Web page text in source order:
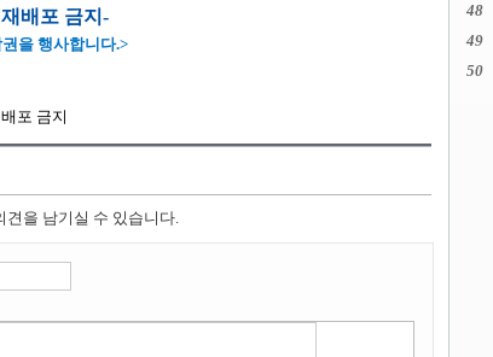
배포 금지-
을 행사합니다.>
포 금지
견을 남기실 수 있습니다.
48
49
50